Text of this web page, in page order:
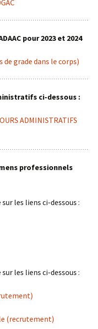
pour 2023 et 2024
grade dans le corps)
ci-dessous :
ADMINISTRATIFS
professionnels
les liens ci-dessous :
les liens ci-dessous :
(recrutement)